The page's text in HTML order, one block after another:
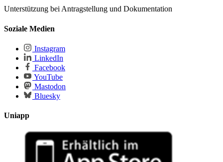
Unterstützung bei Antragstellung und Dokumentation
Soziale Medien
Instagram
LinkedIn
Facebook
YouTube
Mastodon
Bluesky
Uniapp